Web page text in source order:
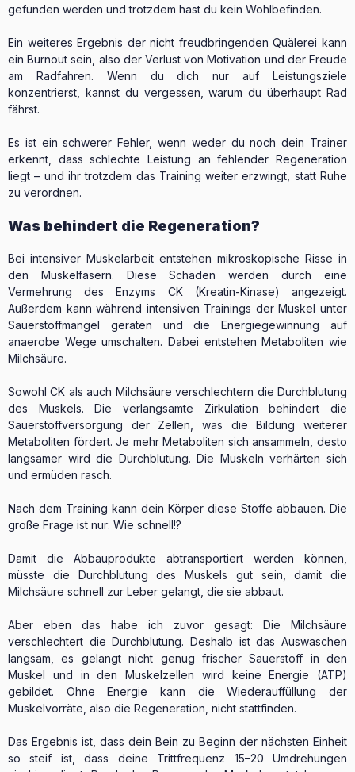
gefunden werden und trotzdem hast du kein Wohlbefinden.
Ein weiteres Ergebnis der nicht freudbringenden Quälerei kann
ein Burnout sein, also der Verlust von Motivation und der Freude
am Radfahren. Wenn du dich nur auf Leistungsziele
konzentrierst, kannst du vergessen, warum du überhaupt Rad
fährst.
Es ist ein schwerer Fehler, wenn weder du noch dein Trainer
erkennt, dass schlechte Leistung an fehlender Regeneration
liegt – und ihr trotzdem das Training weiter erzwingt, statt Ruhe
zu verordnen.
Was behindert die Regeneration?
Bei intensiver Muskelarbeit entstehen mikroskopische Risse in
den Muskelfasern. Diese Schäden werden durch eine
Vermehrung des Enzyms CK (Kreatin-Kinase) angezeigt.
Außerdem kann während intensiven Trainings der Muskel unter
Sauerstoffmangel geraten und die Energiegewinnung auf
anaerobe Wege umschalten. Dabei entstehen Metaboliten wie
Milchsäure.
Sowohl CK als auch Milchsäure verschlechtern die Durchblutung
des Muskels. Die verlangsamte Zirkulation behindert die
Sauerstoffversorgung der Zellen, was die Bildung weiterer
Metaboliten fördert. Je mehr Metaboliten sich ansammeln, desto
langsamer wird die Durchblutung. Die Muskeln verhärten sich
und ermüden rasch.
Nach dem Training kann dein Körper diese Stoffe abbauen. Die
große Frage ist nur: Wie schnell!?
Damit die Abbauprodukte abtransportiert werden können,
müsste die Durchblutung des Muskels gut sein, damit die
Milchsäure schnell zur Leber gelangt, die sie abbaut.
Aber eben das habe ich zuvor gesagt: Die Milchsäure
verschlechtert die Durchblutung. Deshalb ist das Auswaschen
langsam, es gelangt nicht genug frischer Sauerstoff in den
Muskel und in den Muskelzellen wird keine Energie (ATP)
gebildet. Ohne Energie kann die Wiederauffüllung der
Muskelvorräte, also die Regeneration, nicht stattfinden.
Das Ergebnis ist, dass dein Bein zu Beginn der nächsten Einheit
so steif ist, dass deine Trittfrequenz 15–20 Umdrehungen